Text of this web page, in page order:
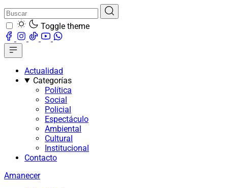
Toggle theme
Actualidad
Categorías
Política
Social
Policial
Espectáculo
Ambiental
Cultural
Institucional
Contacto
Amanecer